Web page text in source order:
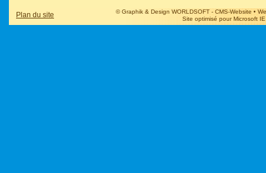
Plan du site
© Graphik & Design WORLDSOFT - CMS-Website •
Site optimisé pour Microsoft